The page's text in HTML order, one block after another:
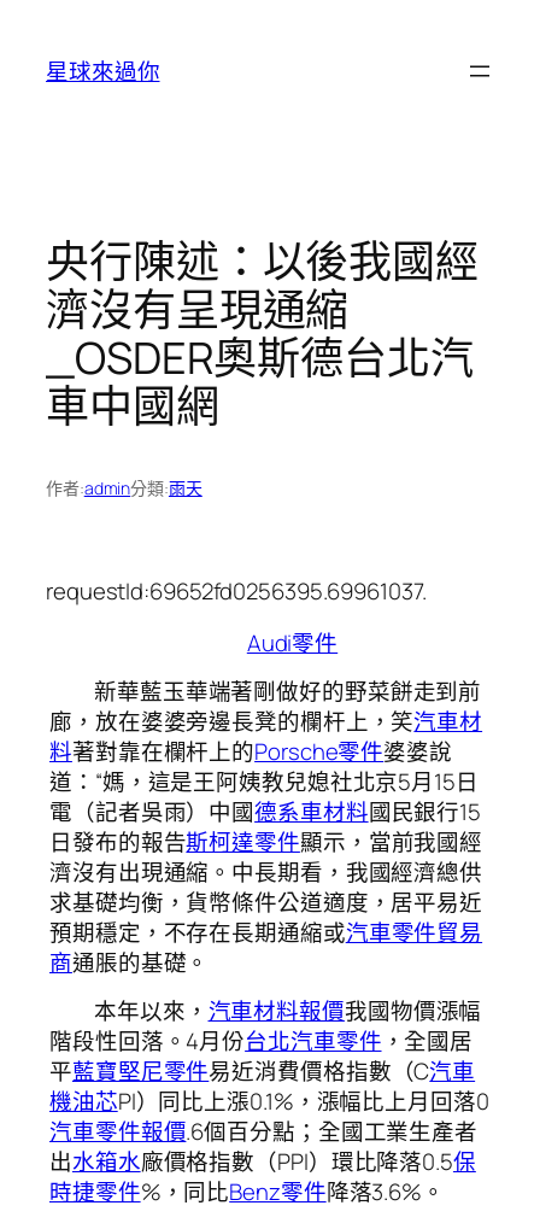
星球來過你
央行陳述：以後我國經
濟沒有呈現通縮
_OSDER奧斯德台北汽
車中國網
作者:admin分類:雨天
requestId:69652fd0256395.69961037.
Audi零件
新華藍玉華端著剛做好的野菜餅走到前
廊，放在婆婆旁邊長凳的欄杆上，笑汽車材
料著對靠在欄杆上的Porsche零件婆婆說
道：“媽，這是王阿姨教兒媳社北京5月15日
電（記者吳雨）中國德系車材料國民銀行15
日發布的報告斯柯達零件顯示，當前我國經
濟沒有出現通縮。中長期看，我國經濟總供
求基礎均衡，貨幣條件公道適度，居平易近
預期穩定，不存在長期通縮或汽車零件貿易
商通脹的基礎。
本年以來， 汽車材料報價我國物價漲幅
階段性回落。4月份台北汽車零件 ，全國居
平藍寶堅尼零件易近消費價格指數（C汽車
機油芯PI）同比上漲0.1%，漲幅比上月回落0
汽車零件報價.6個百分點；全國工業生產者
出水箱水廠價格指數（PPI）環比降落0.5保
時捷零件%，同比Benz零件降落3.6%。